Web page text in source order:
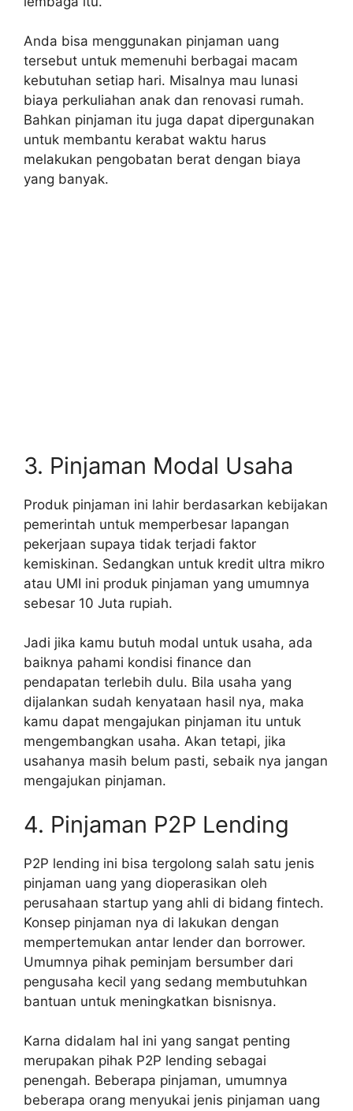
Anda bisa menggunakan pinjaman uang
tersebut untuk memenuhi berbagai macam
kebutuhan setiap hari. Misalnya mau lunasi
biaya perkuliahan anak dan renovasi rumah.
Bahkan pinjaman itu juga dapat dipergunakan
untuk membantu kerabat waktu harus
melakukan pengobatan berat dengan biaya
yang banyak.
3. Pinjaman Modal Usaha
Produk pinjaman ini lahir berdasarkan kebijakan
pemerintah untuk memperbesar lapangan
pekerjaan supaya tidak terjadi faktor
kemiskinan. Sedangkan untuk kredit ultra mikro
atau UMI ini produk pinjaman yang umumnya
sebesar 10 Juta rupiah.
Jadi jika kamu butuh modal untuk usaha, ada
baiknya pahami kondisi finance dan
pendapatan terlebih dulu. Bila usaha yang
dijalankan sudah kenyataan hasil nya, maka
kamu dapat mengajukan pinjaman itu untuk
mengembangkan usaha. Akan tetapi, jika
usahanya masih belum pasti, sebaik nya jangan
mengajukan pinjaman.
4. Pinjaman P2P Lending
P2P lending ini bisa tergolong salah satu jenis
pinjaman uang yang dioperasikan oleh
perusahaan startup yang ahli di bidang fintech.
Konsep pinjaman nya di lakukan dengan
mempertemukan antar lender dan borrower.
Umumnya pihak peminjam bersumber dari
pengusaha kecil yang sedang membutuhkan
bantuan untuk meningkatkan bisnisnya.
Karna didalam hal ini yang sangat penting
merupakan pihak P2P lending sebagai
penengah. Beberapa pinjaman, umumnya
beberapa orang menyukai jenis pinjaman uang